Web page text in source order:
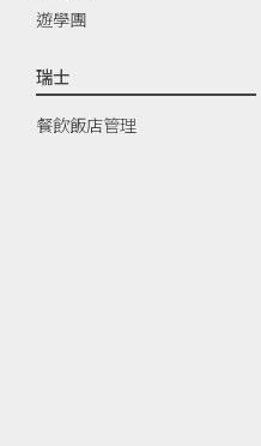
遊學團
瑞士
餐飲飯店管理